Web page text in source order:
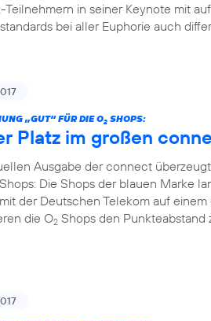
Teilnehmern in seiner Keynote mit
bei aller Euphorie auch
„GUT“ FÜR DIE O2 SHOPS:
Platz im großen
Ausgabe der connect
Shops: Die Shops der blauen Marke
der Deutschen Telekom auf
die O2 Shops den